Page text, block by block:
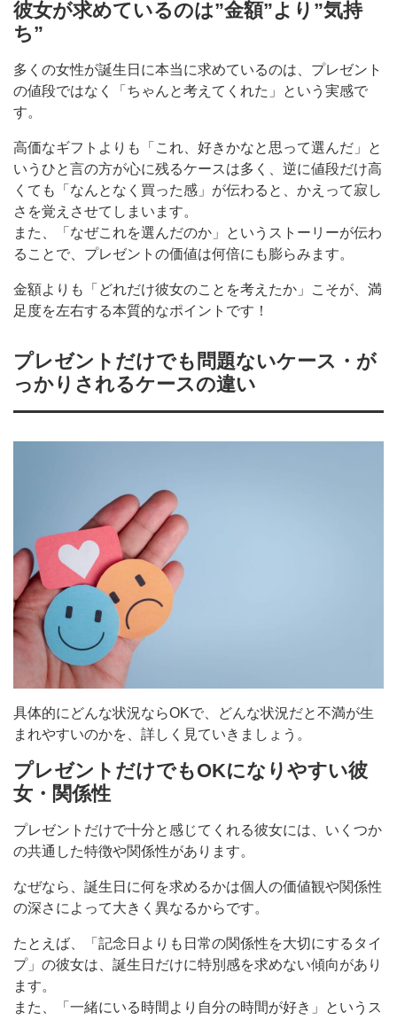
彼女が求めているのは”金額”より”気持
ち”
多くの女性が誕生日に本当に求めているのは、プレゼント
の値段ではなく「ちゃんと考えてくれた」という実感で
す。
高価なギフトよりも「これ、好きかなと思って選んだ」と
いうひと言の方が心に残るケースは多く、逆に値段だけ高
くても「なんとなく買った感」が伝わると、かえって寂し
さを覚えさせてしまいます。
また、「なぜこれを選んだのか」というストーリーが伝わ
ることで、プレゼントの価値は何倍にも膨らみます。
金額よりも「どれだけ彼女のことを考えたか」こそが、満
足度を左右する本質的なポイントです！
プレゼントだけでも問題ないケース・が
っかりされるケースの違い
具体的にどんな状況ならOKで、どんな状況だと不満が生
まれやすいのかを、詳しく見ていきましょう。
プレゼントだけでもOKになりやすい彼
女・関係性
プレゼントだけで十分と感じてくれる彼女には、いくつか
の共通した特徴や関係性があります。
なぜなら、誕生日に何を求めるかは個人の価値観や関係性
の深さによって大きく異なるからです。
たとえば、「記念日よりも日常の関係性を大切にするタイ
プ」の彼女は、誕生日だけに特別感を求めない傾向があり
ます。
また、「一緒にいる時間より自分の時間が好き」というス